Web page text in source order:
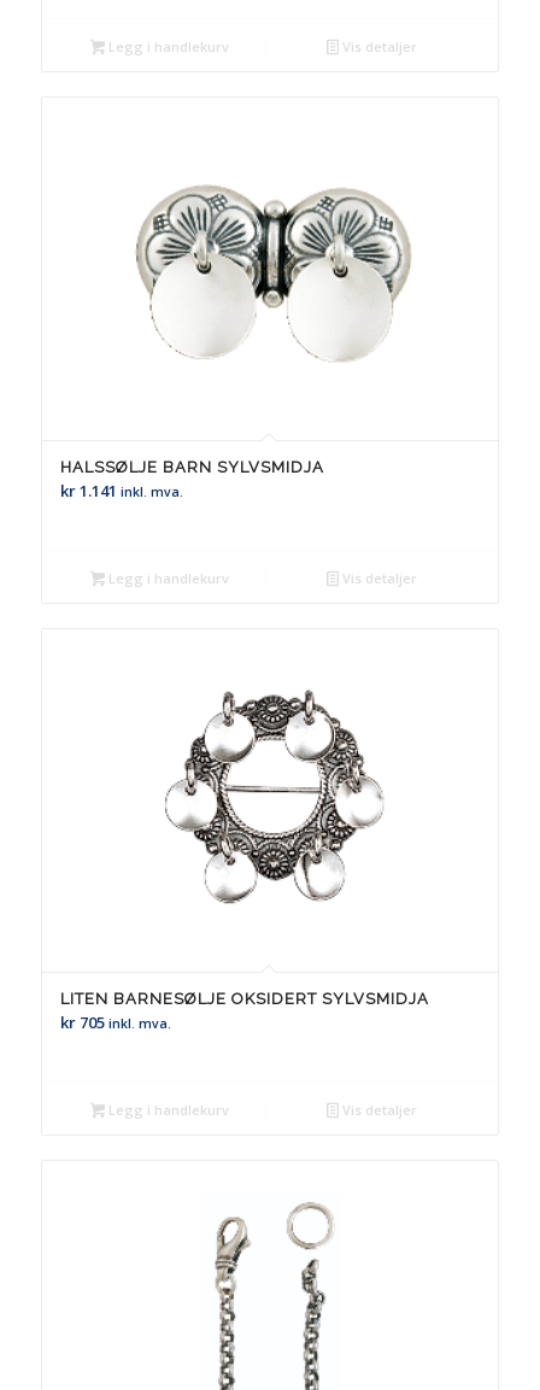
Legg i handlekurv Vis detaljer
HALSSØLJE BARN SYLVSMIDJA
kr1.141 inkl. mva.
Legg i handlekurv Vis detaljer
LITEN BARNESØLJE OKSIDERT SYLVSMIDJA
kr705 inkl. mva.
Legg i handlekurv Vis detaljer